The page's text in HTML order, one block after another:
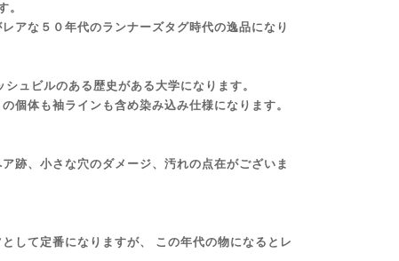
。
アな５０年代のランナーズタグ時代の逸品になり
ュビルのある歴史がある大学になります。
個体も袖ラインも含め染み込み仕様になります。
跡、小さな穴のダメージ、汚れの点在がございま
して定番になりますが、 この年代の物になるとレ